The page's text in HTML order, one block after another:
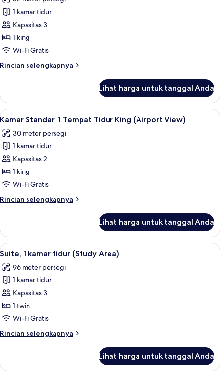
King
(Super
King)
foto
untuk
Kamar
Premium,
1
Tidur
Theme)
1 kamar tidur
Kapasitas 3
1 king
Wi-Fi Gratis
Rincian selengkapnya
Rincian
Kamar
Premium,
1
Tidur
King
(Kids
Theme)
Lihat harga untuk tanggal Anda
Lihat
semua
foto
untuk
Kamar
Standar,
1
Tidur
View)
Selimut bulu angsa, brankas, dan
4
Kamar Standar, 1 Tempat Tidur King (Airport View)
30 meter persegi
1 kamar tidur
Kapasitas 2
1 king
Wi-Fi Gratis
Rincian selengkapnya
Rincian
Kamar
Standar,
1
Tidur
King
(Airport
View)
Lihat harga untuk tanggal Anda
Lihat
semua
foto
untuk
Suite,
1
kamar
(Study
Suite, 1 kamar tidur (Study Area) |
4
Suite, 1 kamar tidur (Study Area)
96 meter persegi
1 kamar tidur
Kapasitas 3
1 twin
Wi-Fi Gratis
Rincian selengkapnya
Rincian
Suite,
Lihat harga untuk tanggal Anda